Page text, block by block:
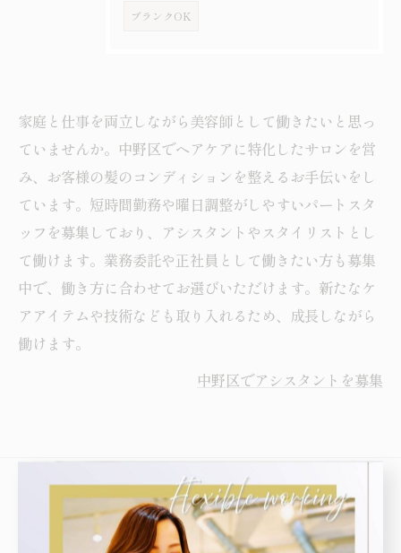
ブランクOK
家庭と仕事を両立しながら美容師として働きたいと思っ
ていませんか。中野区でヘアケアに特化したサロンを営
み、お客様の髪のコンディションを整えるお手伝いをし
ています。短時間勤務や曜日調整がしやすいパートスタ
ッフを募集しており、アシスタントやスタイリストとし
て働けます。業務委託や正社員として働きたい方も募集
中で、働き方に合わせてお選びいただけます。新たなケ
アアイテムや技術なども取り入れるため、成長しながら
働けます。
中野区でアシスタントを募集
Recruit